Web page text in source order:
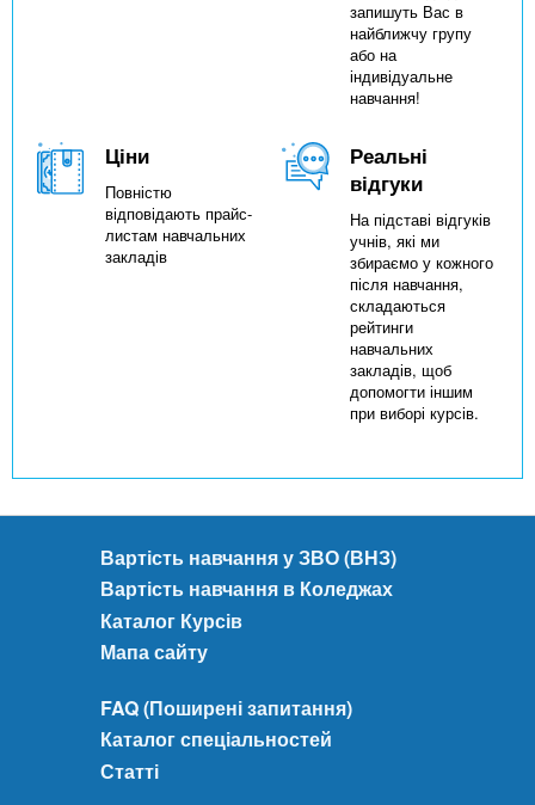
запишуть Вас в
найближчу групу
або на
індивідуальне
навчання!
Ціни
Повністю
відповідають прайс-
листам навчальних
закладів
Реальні
відгуки
На підставі відгуків
учнів, які ми
збираємо у кожного
після навчання,
складаються
рейтинги
навчальних
закладів, щоб
допомогти іншим
при виборі курсів.
Вартість навчання у ЗВО (ВНЗ)
Вартість навчання в Коледжах
Каталог Курсів
Мапа сайту
FAQ (Поширені запитання)
Каталог спеціальностей
Статті